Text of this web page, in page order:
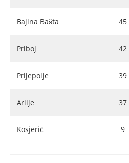
Bajina Bašta 45
Priboj 42
Prijepolje 39
Arilje 37
Kosjerić 9